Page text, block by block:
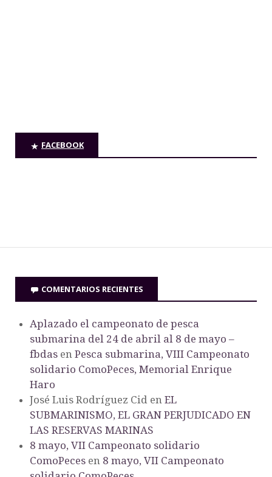
FACEBOOK
COMENTARIOS RECIENTES
Aplazado el campeonato de pesca
submarina del 24 de abril al 8 de mayo –
fbdas en Pesca submarina, VIII Campeonato
solidario ComoPeces, Memorial Enrique
Haro
José Luis Rodríguez Cid en EL
SUBMARINISMO, EL GRAN PERJUDICADO EN
LAS RESERVAS MARINAS
8 mayo, VII Campeonato solidario
ComoPeces en 8 mayo, VII Campeonato